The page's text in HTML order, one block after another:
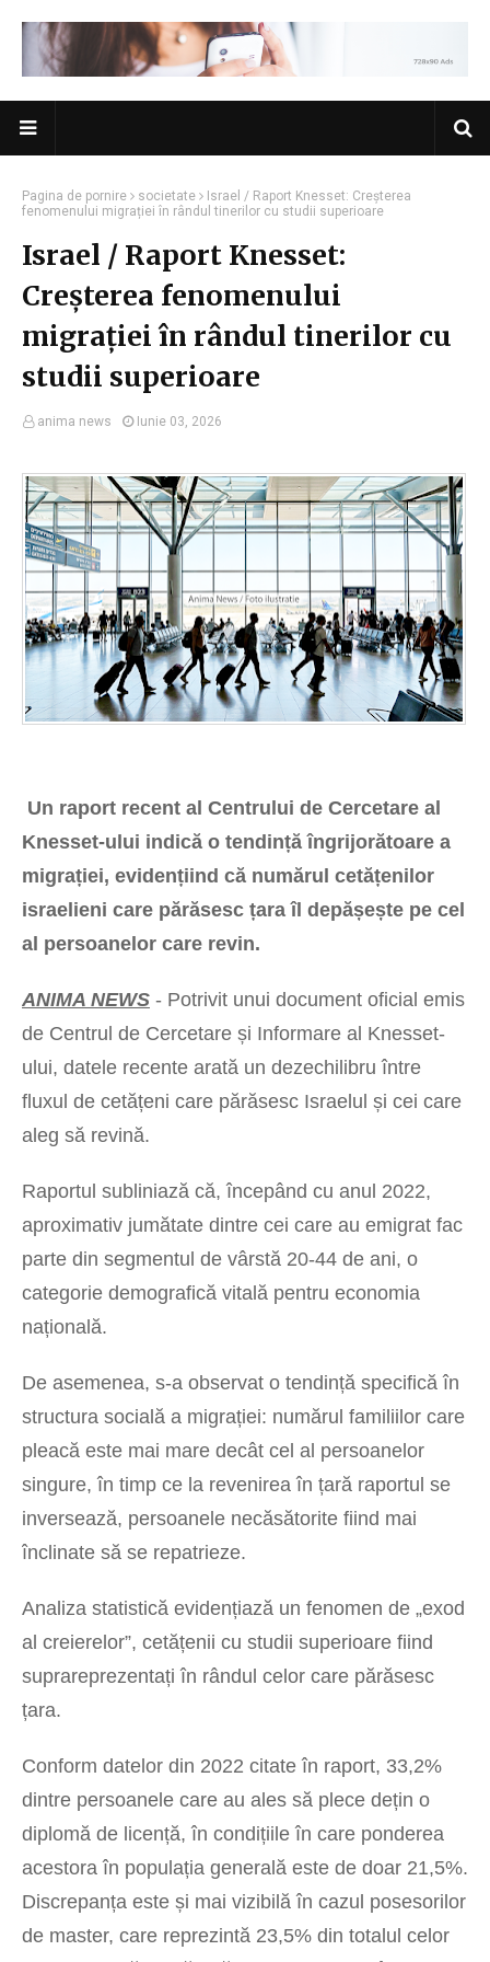
Pagina de pornire societate
Israel / Raport Knesset: Creșterea
fenomenului migrației în rândul tinerilor cu studii superioare
Israel / Raport Knesset:
Creșterea fenomenului
migrației în rândul tinerilor cu
studii superioare
anima news Iunie 03, 2026
Un raport recent al Centrului de Cercetare al
Knesset-ului indică o tendință îngrijorătoare a
migrației, evidențiind că numărul cetățenilor
israelieni care părăsesc țara îl depășește pe cel
al persoanelor care revin.
ANIMA NEWS - Potrivit unui document oficial emis
de Centrul de Cercetare și Informare al Knesset-
ului, datele recente arată un dezechilibru între
fluxul de cetățeni care părăsesc Israelul și cei care
aleg să revină.
Raportul subliniază că, începând cu anul 2022,
aproximativ jumătate dintre cei care au emigrat fac
parte din segmentul de vârstă 20-44 de ani, o
categorie demografică vitală pentru economia
națională.
De asemenea, s-a observat o tendință specifică în
structura socială a migrației: numărul familiilor care
pleacă este mai mare decât cel al persoanelor
singure, în timp ce la revenirea în țară raportul se
inversează, persoanele necăsătorite fiind mai
înclinate să se repatrieze.
Analiza statistică evidențiază un fenomen de „exod
al creierelor”, cetățenii cu studii superioare fiind
suprareprezentați în rândul celor care părăsesc
țara.
Conform datelor din 2022 citate în raport, 33,2%
dintre persoanele care au ales să plece dețin o
diplomă de licență, în condițiile în care ponderea
acestora în populația generală este de doar 21,5%.
Discrepanța este și mai vizibilă în cazul posesorilor
de master, care reprezintă 23,5% din totalul celor